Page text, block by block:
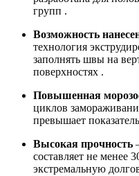
групп .
Возможность
технология
заполнять швы на
поверхностях .
Повышенная
циклов
превышает
Высокая прочность
составляет не менее
экстремальную